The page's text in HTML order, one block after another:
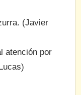
(Javier
atención por